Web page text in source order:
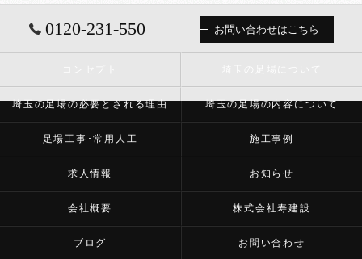
0120-231-550 お問い合わせはこちら
埼玉の足場の必要とされる理由 埼玉の足場の内容について
足場工事･常用人工 施工事例
求人情報 お知らせ
会社概要 株式会社寿建設
ブログ お問い合わせ